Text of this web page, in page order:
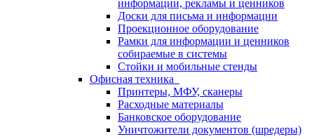
информации, рекламы и ценников
Доски для письма и информации
Проекционное оборудование
Рамки для информации и ценников
собираемые в системы
Стойки и мобильные стенды
Офисная техника
Принтеры, МФУ, сканеры
Расходные материалы
Банковское оборудование
Уничтожители документов (шредеры)